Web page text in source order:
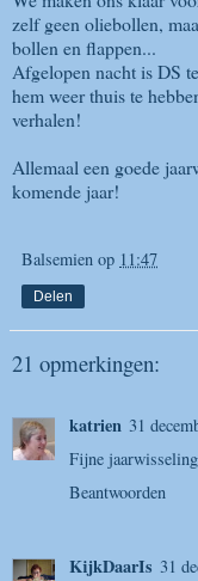
zelf geen oliebollen,
bollen en flappen...
Afgelopen nacht is DS
hem weer thuis te
verhalen!
Allemaal een goede
komende jaar!
Balsemien op 11:47
Delen
21 opmerkingen:
katrien 31
Fijne
Beantwoorden
KijkDaarIs 31